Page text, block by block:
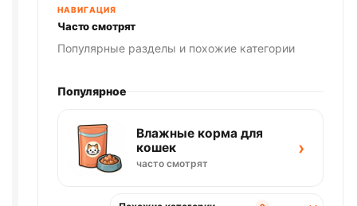
1кг
НАВИГАЦИЯ
Часто смотрят
Популярные разделы и похожие категории
Популярное
Влажные корма для
кошек
часто смотрят
›